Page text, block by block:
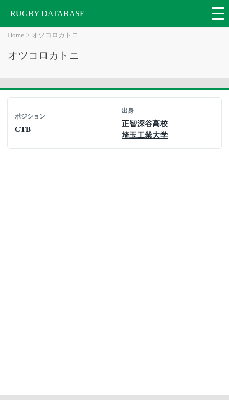
RUGBY DATABASE
Home オツコロカトニ
オツコロカトニ
ポジション
CTB
出身
正智深谷高校
埼玉工業大学